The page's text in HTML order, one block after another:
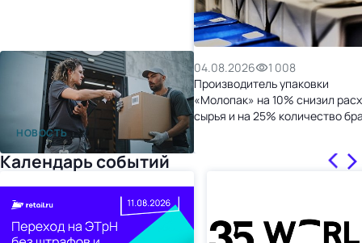
НОВОСТЬ
04.08.2026
1 008
Производитель упаковки
«Молопак» на 10% снизил
сырья и на 25% количество
Календарь событий